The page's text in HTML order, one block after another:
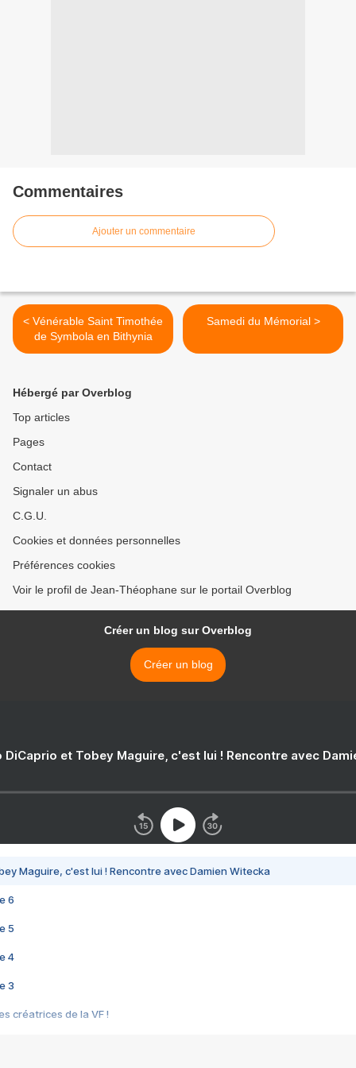
Commentaires
Ajouter un commentaire
< Vénérable Saint Timothée
de Symbola en Bithynia
Samedi du Mémorial >
Hébergé par Overblog
Top articles
Pages
Contact
Signaler un abus
C.G.U.
Cookies et données personnelles
Préférences cookies
Voir le profil de Jean-Théophane sur le portail Overblog
Créer un blog sur Overblog
Créer un blog
DiCaprio et Tobey Maguire, c'est lui ! Rencontre avec
Maguire, c'est lui ! Rencontre avec Damien Witecka
6
5
4
3
créatrices de la VF !